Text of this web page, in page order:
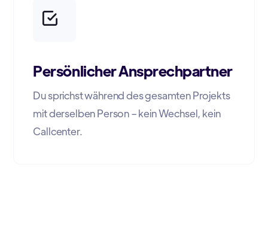
Persönlicher Ansprechpartner
Du sprichst während des gesamten Projekts
mit derselben Person – kein Wechsel, kein
Callcenter.